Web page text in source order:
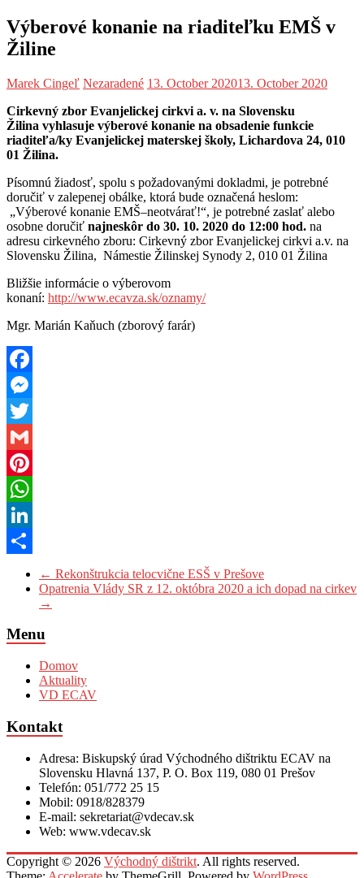
Výberové konanie na riaditeľku EMŠ v
Žiline
Marek Cingeľ Nezaradené 13. October 202013. October 2020
Cirkevný zbor Evanjelickej cirkvi a. v. na Slovensku
Žilina vyhlasuje výberové konanie na obsadenie funkcie
riaditeľa/ky Evanjelickej materskej školy, Lichardova 24, 010
01 Žilina.
Písomnú žiadosť, spolu s požadovanými dokladmi, je potrebné
doručiť v zalepenej obálke, ktorá bude označená heslom:
„Výberové konanie EMŠ–neotvárať!“, je potrebné zaslať alebo
osobne doručiť najneskôr do 30. 10. 2020 do 12:00 hod. na
adresu cirkevného zboru: Cirkevný zbor Evanjelickej cirkvi a.v. na
Slovensku Žilina, Námestie Žilinskej Synody 2, 010 01 Žilina
Bližšie informácie o výberovom
konaní: http://www.ecavza.sk/oznamy/
Mgr. Marián Kaňuch (zborový farár)
Facebook
Messenger
Twitter
Gmail
Pinterest
WhatsApp
LinkedIn
← Rekonštrukcia telocvične ESŠ v Prešove
Opatrenia Vlády SR z 12. októbra 2020 a ich dopad na cirkev
→
Menu
Domov
Aktuality
VD ECAV
Kontakt
Adresa: Biskupský úrad Východného dištriktu ECAV na
Slovensku Hlavná 137, P. O. Box 119, 080 01 Prešov
Telefón: 051/772 25 15
Mobil: 0918/828379
E-mail: sekretariat@vdecav.sk
Web: www.vdecav.sk
Copyright © 2026 Východný dištrikt. All rights reserved.